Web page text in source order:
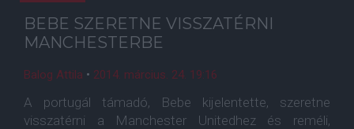
BEBE SZERETNE VISSZATÉRNI
MANCHESTERBE
Balog Attila • 2014. március. 24. 19:16
A portugál támadó, Bebe kijelentette, szeretne
visszatérni a Manchester Unitedhez és reméli,